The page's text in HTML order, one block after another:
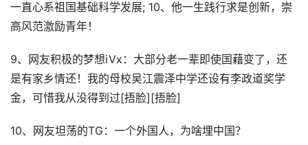
一直心系祖国基础科学发展; 10、他一生践行求是创新，崇
高风范激励青年！
9、网友积极的梦想iVx：大部分老一辈即使国藉变了，还
是有家乡情还！我的母校吴江震泽中学还设有李政道奖学
金，可惜我从没得到过[捂脸][捂脸]
10、网友坦荡的TG：一个外国人，为啥埋中国？